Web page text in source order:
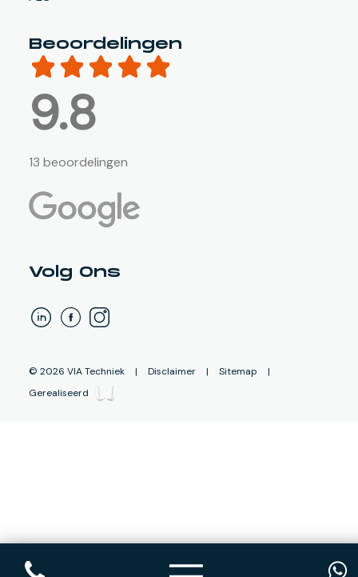
Beoordelingen
9.8
13 beoordelingen
Volg Ons
© 2026 VIA Techniek | Disclaimer | Sitemap
|
Gerealiseerd